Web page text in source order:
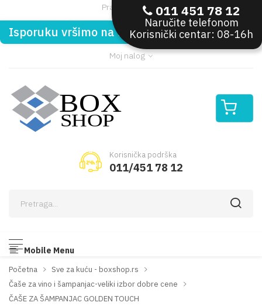
Pratite nas:
Isporuku vršimo na teritoriji Republike Srbije
Moj nalog
Korisnička podrška
011/451 78 12
Mobile Menu
011 451 78 12
Naručite telefonom
Korisnički centar: 08-16h
Početna
Sve za kuću - boxshop.rs
Čaše za vino i šampanjac-veliki izbor dobre cene
ČAŠE ZA ŠAMPANJAC GOLDEN TOUCH